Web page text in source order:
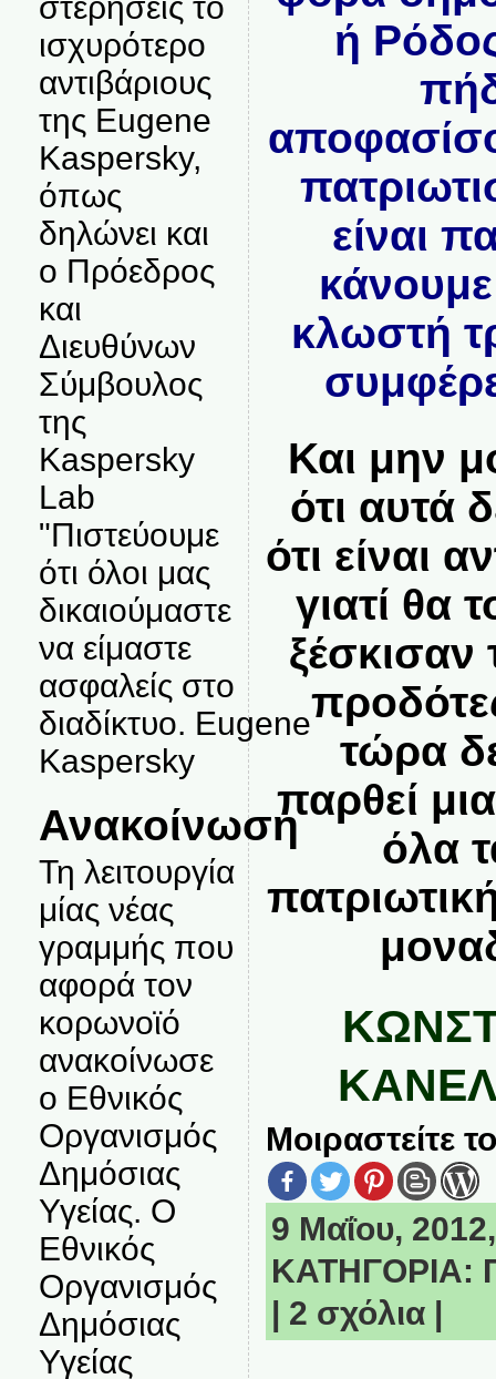
ισχυρότερο
αντιβάριους
της Eugene
Kaspersky,
όπως
δηλώνει και
ο Πρόεδρος
και
Διευθύνων
Σύμβουλος
της
Kaspersky
Lab
"Πιστεύουμε
ότι όλοι μας
δικαιούμαστε
να είμαστε
ασφαλείς στο
διαδίκτυο. Eugene
Kaspersky
Ανακοίνωση
Τη λειτουργία
μίας νέας
γραμμής που
αφορά τον
κορωνοϊό
ανακοίνωσε
ο Εθνικός
Οργανισμός
Δημόσιας
Υγείας. Ο
Εθνικός
Οργανισμός
Δημόσιας
Υγείας
ή
είναι
κλωστή
Και μην
ότι αυτά
ότι είναι
γιατί θα
ξέσκισαν
τώρα
παρθεί
όλα
Μοιραστείτε
9 Μαΐου,
ΚΑΤΗΓΟΡΙΑ:
| 2 σχόλια|